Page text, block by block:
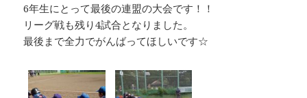
6年生にとって最後の連盟の大会です！！
リーグ戦も残り4試合となりました。
最後まで全力でがんばってほしいです☆